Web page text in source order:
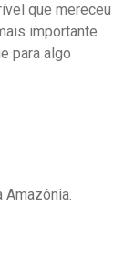
que mereceu
importante
para algo
Amazônia.